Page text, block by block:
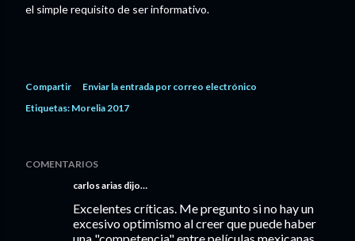
el simple requisito de ser informativo.
Compartir
Enviar la entrada por correo electrónico
Etiquetas: Morelia 2017
COMENTARIOS
carlos arias dijo…
Excelentes críticas. Me pregunto si no hay un
excesivo optimismo al creer que puede haber